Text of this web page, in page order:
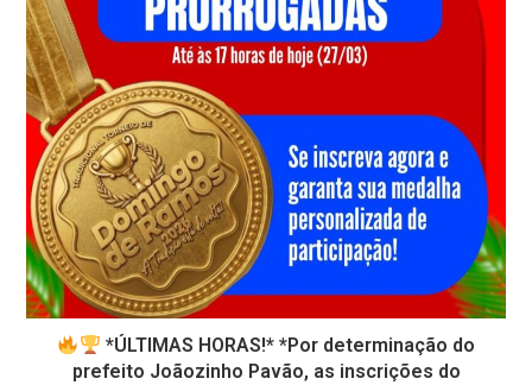
*ÚLTIMAS HORAS!* *Por determinação do
prefeito Joãozinho Pavão, as inscrições do